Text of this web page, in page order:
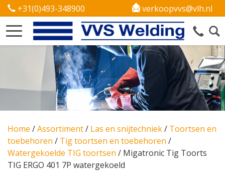
+31(0)493-348900 verkoopvvs@vlh.nl
Home /Assortiment/ Las en snijtechniek/ Toortsen en
toebehoren / Tig toortsen en toebehoren /
Watergekoelde TIG toortsen / Migatronic Tig Toorts
TIG ERGO 401 7P watergekoeld